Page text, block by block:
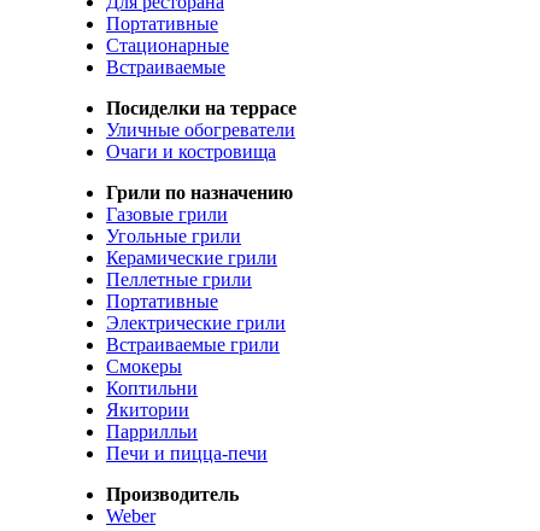
Портативные
Стационарные
Встраиваемые
Посиделки на террасе
Уличные обогреватели
Очаги и костровища
Грили по назначению
Газовые грили
Угольные грили
Керамические грили
Пеллетные грили
Портативные
Электрические грили
Встраиваемые грили
Смокеры
Коптильни
Якитории
Паррилльи
Печи и пицца-печи
Производитель
Weber